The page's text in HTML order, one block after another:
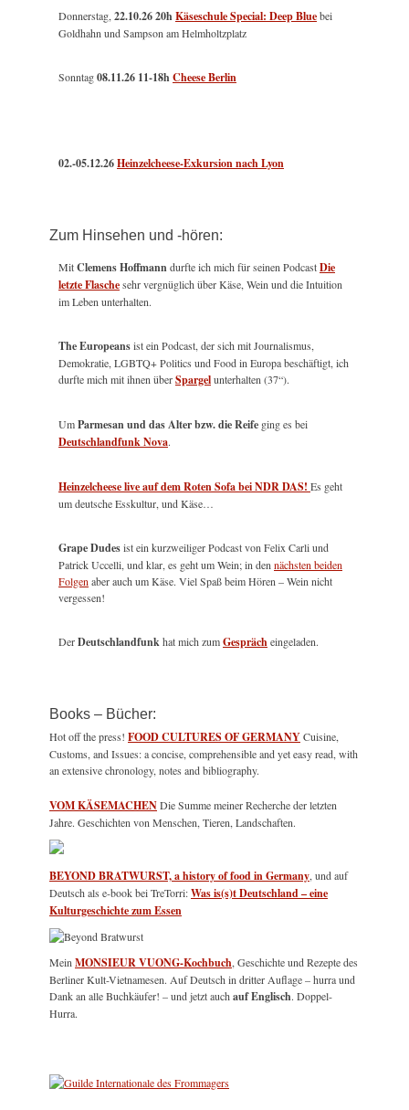
Donnerstag, 22.10.26 20hKäseschule Special: Deep Bluebei
Goldhahn und Sampson am Helmholtzplatz
Sonntag08.11.26 11-18hCheese Berlin
02.-05.12.26Heinzelcheese-Exkursion nach Lyon
Zum Hinsehen und -hören:
MitClemens Hoffmanndurfte ich mich für seinen PodcastDie
letzte Flaschesehr vergnüglich über Käse, Wein und die Intuition
im Leben unterhalten.
The Europeansist ein Podcast, der sich mit Journalismus,
Demokratie, LGBTQ+ Politics und Food in Europa beschäftigt, ich
durfte mich mit ihnen überSpargelunterhalten (37“).
UmParmesan und das Alter bzw. die Reife ging es bei
Deutschlandfunk Nova.
Heinzelcheese live auf dem Roten Sofa bei NDR DAS! Es geht
um deutsche Esskultur, und Käse…
Grape Dudesist ein kurzweiliger Podcast von Felix Carli und
Patrick Uccelli, und klar, es geht um Wein; in den nächsten beiden
Folgen aber auch um Käse. Viel Spaß beim Hören – Wein nicht
vergessen!
DerDeutschlandfunkhat mich zumGesprächeingeladen.
Books – Bücher:
Hot off the press! FOOD CULTURES OF GERMANYCuisine,
Customs, and Issues: a concise, comprehensible and yet easy read, with
an extensive chronology, notes and bibliography.
VOM KÄSEMACHENDie Summe meiner Recherche der letzten
Jahre. Geschichten von Menschen, Tieren, Landschaften.
BEYOND BRATWURST, a history of food in Germany , und auf
Deutsch als e-book bei TreTorri:Was is(s)t Deutschland – eine
Kulturgeschichte zum Essen
Mein MONSIEUR VUONG-Kochbuch , Geschichte und Rezepte des
Berliner Kult-Vietnamesen. Auf Deutsch in dritter Auflage – hurra und
Dank an alle Buchkäufer! – und jetzt auch auf Englisch. Doppel-
Hurra.